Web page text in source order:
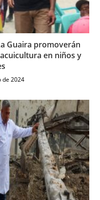
Guaira promoverán
en niños y
de 2024